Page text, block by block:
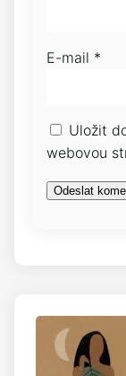
E-mail *
Uložit
webovou